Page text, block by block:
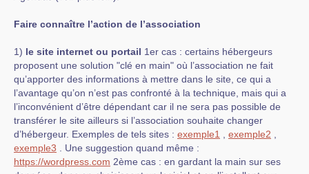
Faire connaître l’action de l’association
1) le site internet ou portail 1er cas : certains hébergeurs
proposent une solution "clé en main" où l’association ne fait
qu’apporter des informations à mettre dans le site, ce qui a
l’avantage qu’on n’est pas confronté à la technique, mais qui a
l’inconvénient d’être dépendant car il ne sera pas possible de
transférer le site ailleurs si l’association souhaite changer
d’hébergeur. Exemples de tels sites : exemple1 exemple2
exemple3 . Une suggestion quand même :
https://wordpress.com 2ème cas : en gardant la main sur ses